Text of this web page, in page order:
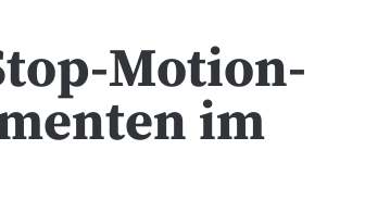
Motion-
im